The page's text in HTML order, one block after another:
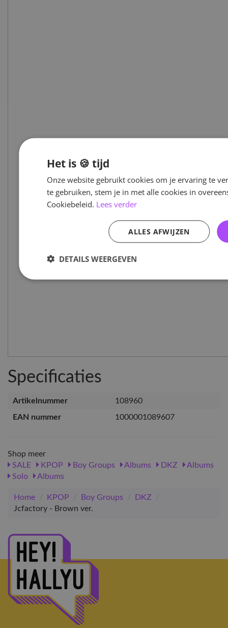
Specificaties
Artikelnummer
108960
EAN nummer
1000001089607
Shop meer
SALE
KPOP Boy Groups Albums DKZ
Albums
Solo
Albums
Home / KPOP / Boy Groups / DKZ
/
Jcfactory - Brown ver.
Het is 🍪 tijd
Onze website gebruikt cookies om je ervaring te
te gebruiken, stem je in met alle cookies in
Cookiebeleid. Lees verder
ALLES AFWIJZEN
DETAILS WEERGEVEN